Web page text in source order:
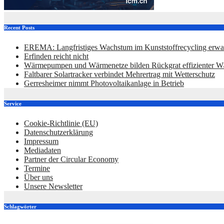
Recent Posts
EREMA: Langfristiges Wachstum im Kunststoffrecycling
Erfinden reicht nicht
Wärmepumpen und Wärmenetze bilden Rückgrat effizienter
Faltbarer Solartracker verbindet Mehrertrag mit Wetterschutz
Gerresheimer nimmt Photovoltaikanlage in Betrieb
Service
Cookie-Richtlinie (EU)
Datenschutzerklärung
Impressum
Mediadaten
Partner der Circular Economy
Termine
Über uns
Unsere Newsletter
Schlagwörter